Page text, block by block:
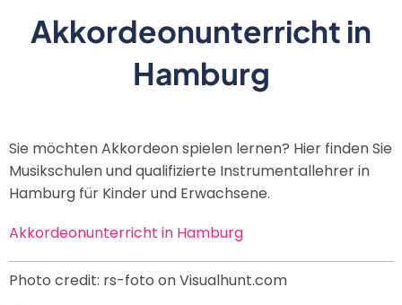
Akkordeonunterricht in
Hamburg
Sie möchten Akkordeon spielen lernen? Hier finden Sie
Musikschulen und qualifizierte Instrumentallehrer in
Hamburg für Kinder und Erwachsene.
Akkordeonunterricht in Hamburg
Photo credit: rs-foto on Visualhunt.com